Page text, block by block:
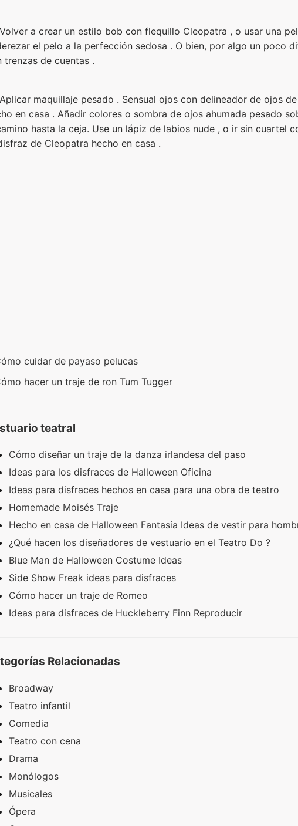
Volver a crear un estilo bob con flequillo Cleopatra , o usar una
el pelo a la perfección sedosa . O bien, por algo un poco
trenzas de cuentas .
Aplicar maquillaje pesado . Sensual ojos con delineador de ojos
en casa . Añadir colores o sombra de ojos ahumada pesado
hasta la ceja. Use un lápiz de labios nude , o ir sin cuartel
de Cleopatra hecho en casa .
cuidar de payaso pelucas
hacer un traje de ron Tum Tugger
teatral
Cómo diseñar un traje de la danza irlandesa del paso
Ideas para los disfraces de Halloween Oficina
Ideas para disfraces hechos en casa para una obra de teatro
Homemade Moisés Traje
Hecho en casa de Halloween Fantasía Ideas de vestir para
¿Qué hacen los diseñadores de vestuario en el Teatro Do ?
Blue Man de Halloween Costume Ideas
Side Show Freak ideas para disfraces
Cómo hacer un traje de Romeo
Ideas para disfraces de Huckleberry Finn Reproducir
Relacionadas
Broadway
Teatro infantil
Comedia
Teatro con cena
Drama
Monólogos
Musicales
Ópera